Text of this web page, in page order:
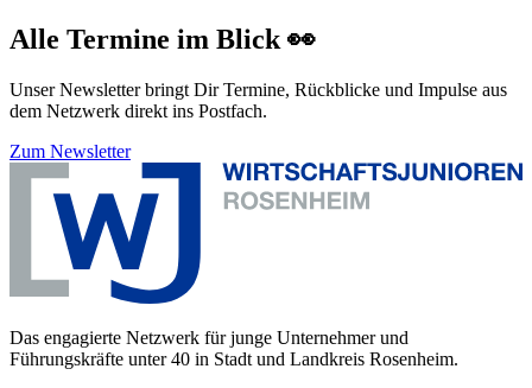
Alle Termine im Blick 👀
Unser Newsletter bringt Dir Termine, Rückblicke und Impulse aus
dem Netzwerk direkt ins Postfach.
Zum Newsletter
Das engagierte Netzwerk für junge Unternehmer und
Führungskräfte unter 40 in Stadt und Landkreis Rosenheim.